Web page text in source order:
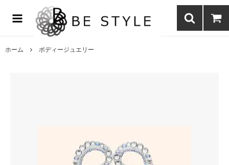
まつげエクステ商材の通販・まつげパーマ・ボディジュエリーなどまつ
げ商材・美容商材の通販｜BE STYLE beauty shop
ホーム ボディージュエリー